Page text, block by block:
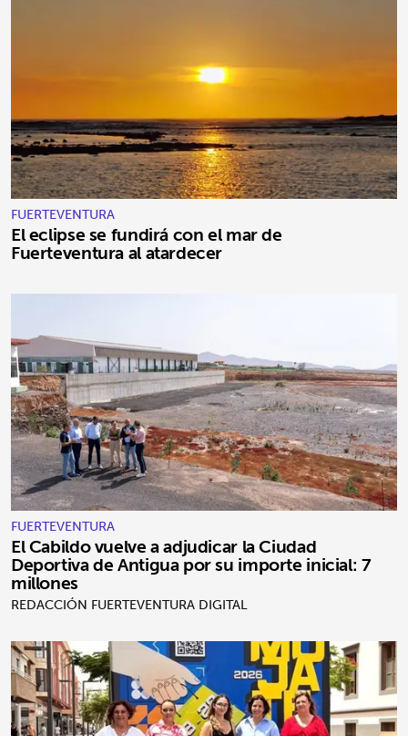
FUERTEVENTURA
El eclipse se fundirá con el mar de
Fuerteventura al atardecer
FUERTEVENTURA
El Cabildo vuelve a adjudicar la Ciudad
Deportiva de Antigua por su importe inicial: 7
millones
REDACCIÓN FUERTEVENTURA DIGITAL